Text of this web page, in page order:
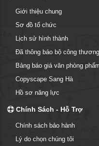
Giới thiệu chung
Sơ đồ tổ chức
Lịch sử hình thành
Đã thông báo bộ công thương
Bảng báo giá văn phòng
Copyscape Sang Hà
Hồ sơ năng lực
Chính Sách - Hỗ Trợ
Chính sách bảo hành
Lý do chọn chúng tôi